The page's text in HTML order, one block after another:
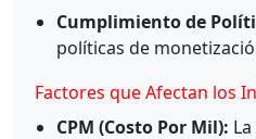
Cumplimiento de
políticas de
Factores que Afectan los
CPM (Costo Por Mil):